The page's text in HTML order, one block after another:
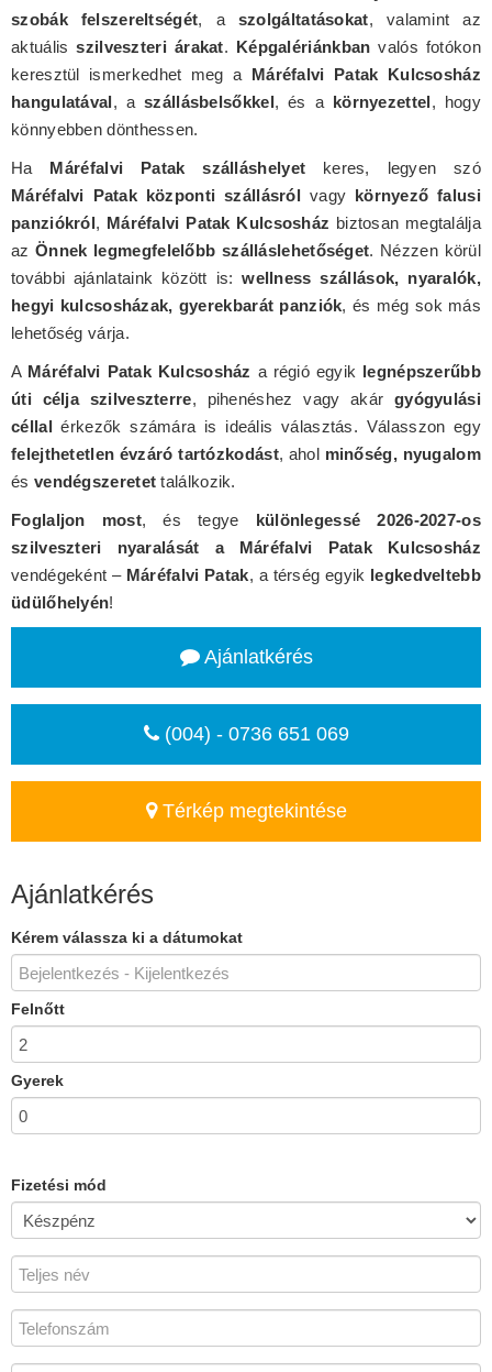
szobák felszereltségét, a szolgáltatásokat, valamint az
aktuálisszilveszteri árakat. Képgalériánkban valós fotókon
keresztül ismerkedhet meg a Máréfalvi Patak Kulcsosház
hangulatával, aszállásbelsőkkel, és a környezettel, hogy
könnyebben dönthessen.
Ha Máréfalvi Patak szálláshelyet keres, legyen szó
Máréfalvi Patak központi szállásról vagy környező falusi
panziókról, Máréfalvi Patak Kulcsosház biztosan megtalálja
azÖnnek legmegfelelőbb szálláslehetőséget. Nézzen körül
további ajánlataink között is:wellness szállások, nyaralók,
hegyi kulcsosházak, gyerekbarát panziók, és még sok más
lehetőség várja.
A Máréfalvi Patak Kulcsosház a régió egyik legnépszerűbb
úti célja szilveszterre, pihenéshez vagy akár gyógyulási
céllal érkezők számára is ideális választás. Válasszon egy
felejthetetlen évzáró tartózkodást, ahol minőség, nyugalom
és vendégszeretet találkozik.
Foglaljon most, és tegye különlegessé 2026-2027-os
szilveszteri nyaralását a Máréfalvi Patak Kulcsosház
vendégeként – Máréfalvi Patak, a térség egyik legkedveltebb
üdülőhelyén!
Ajánlatkérés
(004) - 0736 651 069
Térkép megtekintése
Ajánlatkérés
Kérem válassza ki a dátumokat
Felnőtt
Gyerek
Fizetési mód